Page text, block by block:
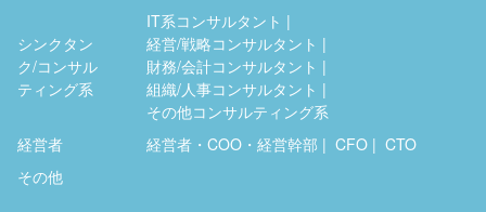
シンクタン
ク/コンサル
ティング系
IT系コンサルタント
経営/戦略コンサルタント
財務/会計コンサルタント
組織/人事コンサルタント
その他コンサルティング系
経営者
経営者・COO・経営幹部 CFO
CTO
その他